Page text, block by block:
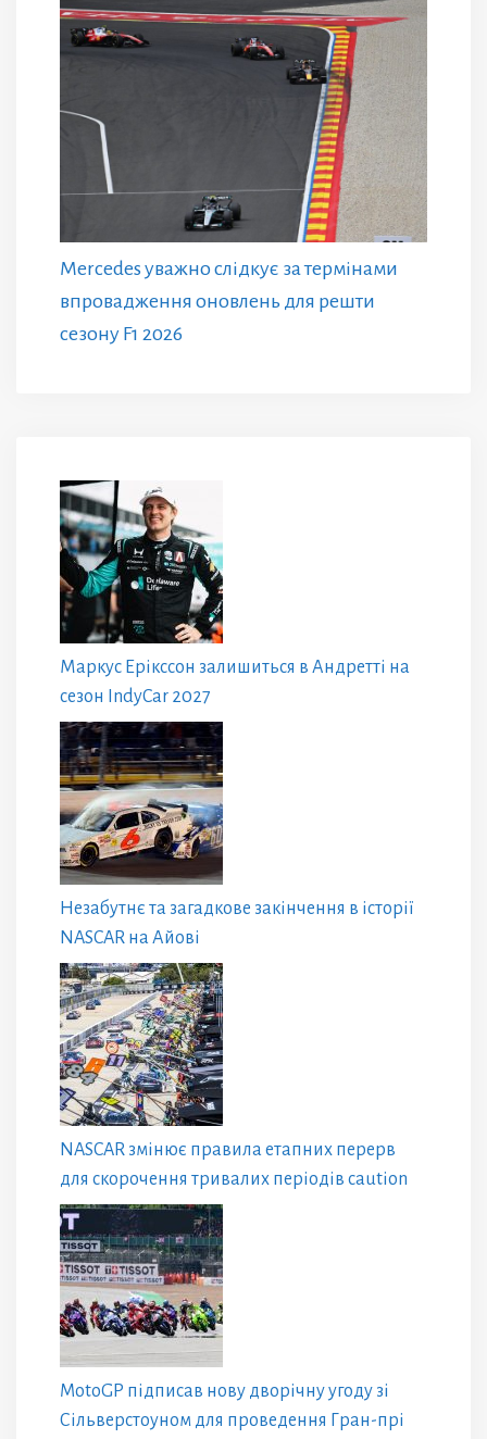
Mercedes уважно слідкує за термінами
впровадження оновлень для решти
сезону F1 2026
Маркус Ерікссон залишиться в Андретті на
сезон IndyCar 2027
Незабутнє та загадкове закінчення в історії
NASCAR на Айові
NASCAR змінює правила етапних перерв
для скорочення тривалих періодів caution
MotoGP підписав нову дворічну угоду зі
Сільверстоуном для проведення Гран-прі